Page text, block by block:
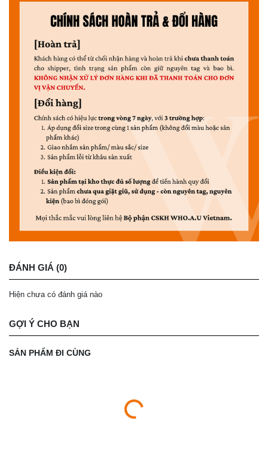
ĐÁNH GIÁ (0)
Hiện chưa có đánh giá nào
GỢI Ý CHO BẠN
SẢN PHẨM ĐI CÙNG